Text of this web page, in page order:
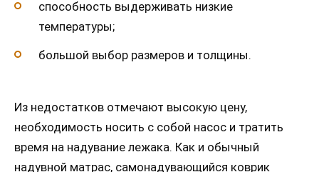
способность выдерживать низкие
температуры;
большой выбор размеров и толщины.
Из недостатков отмечают высокую цену,
необходимость носить с собой насос и тратить
время на надувание лежака. Как и обычный
надувной матрас, самонадувающийся коврик